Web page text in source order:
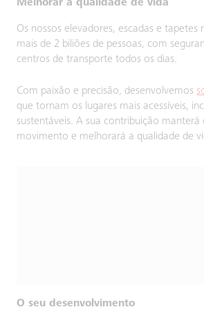
Melhorar a qualidade de vida
Os nossos elevadores, escadas e tapetes
mais de 2 biliões de pessoas, com
centros de transporte todos os dias.
Com paixão e precisão, desenvolvemos
que tornam os lugares mais acessíveis,
sustentáveis. A sua contribuição
movimento e melhorará a qualidade de
O seu desenvolvimento